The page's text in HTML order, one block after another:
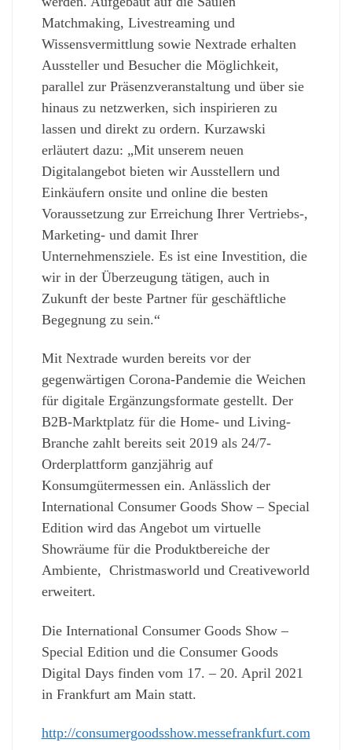
Matchmaking, Livestreaming und
Wissensvermittlung sowie Nextrade erhalten
Aussteller und Besucher die Möglichkeit,
parallel zur Präsenzveranstaltung und über sie
hinaus zu netzwerken, sich inspirieren zu
lassen und direkt zu ordern. Kurzawski
erläutert dazu: „Mit unserem neuen
Digitalangebot bieten wir Ausstellern und
Einkäufern onsite und online die besten
Voraussetzung zur Erreichung Ihrer Vertriebs-,
Marketing- und damit Ihrer
Unternehmensziele. Es ist eine Investition, die
wir in der Überzeugung tätigen, auch in
Zukunft der beste Partner für geschäftliche
Begegnung zu sein.“
Mit Nextrade wurden bereits vor der
gegenwärtigen Corona-Pandemie die Weichen
für digitale Ergänzungsformate gestellt. Der
B2B-Marktplatz für die Home- und Living-
Branche zahlt bereits seit 2019 als 24/7-
Orderplattform ganzjährig auf
Konsumgütermessen ein. Anlässlich der
International Consumer Goods Show – Special
Edition wird das Angebot um virtuelle
Showräume für die Produktbereiche der
Ambiente, Christmasworld und Creativeworld
erweitert.
Die International Consumer Goods Show –
Special Edition und die Consumer Goods
Digital Days finden vom 17. – 20. April 2021
in Frankfurt am Main statt.
http://consumergoodsshow.messefrankfurt.com